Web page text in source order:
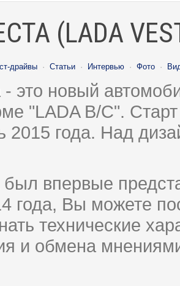
(LADA
драйвы · Статьи · Интервью · Фото ·
- это новый
"LADA B/C".
2015 года. Над
был впервые
года, Вы можете
технические
и обмена